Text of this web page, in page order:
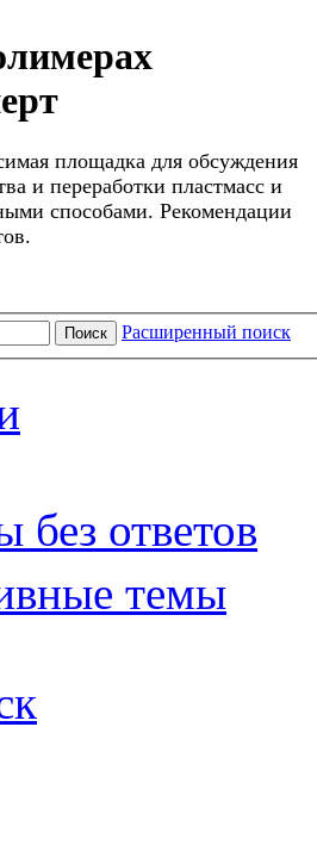
площадка для обсуждения
и переработки пластмасс и
способами. Рекомендации
Поиск Расширенный поиск
без ответов
темы